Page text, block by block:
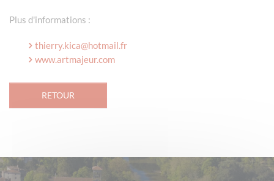
Plus d'informations :
thierry.kica@hotmail.fr
www.artmajeur.com
RETOUR